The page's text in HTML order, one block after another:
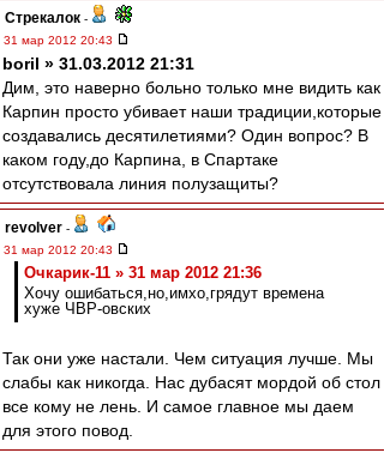
Стрекалок -
31 мар 2012 20:43
boril » 31.03.2012 21:31
Дим, это наверно больно только мне видить как
Карпин просто убивает наши традиции,которые
создавались десятилетиями? Один вопрос? В
каком году,до Карпина, в Спартаке
отсутствовала линия полузащиты?
revolver -
31 мар 2012 20:43
Очкарик-11 » 31 мар 2012 21:36
Хочу ошибаться,но,имхо,грядут времена
хуже ЧВР-овских
Так они уже настали. Чем ситуация лучше. Мы
слабы как никогда. Нас дубасят мордой об стол
все кому не лень. И самое главное мы даем
для этого повод.